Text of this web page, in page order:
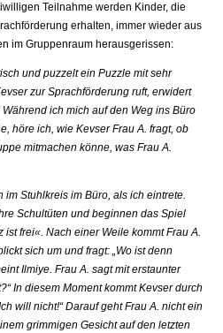
Teilnahme werden Kinder, die
erhalten, immer wieder aus
im Gruppenraum herausgerissen:
und puzzelt ein Puzzle mit sehr
zur Sprachförderung ruft, erwidert
Während ich mich auf den Weg ins Büro
höre ich, wie Kevser Frau A. fragt, ob
mitmachen könne, was Frau A.
im Stuhlkreis im Büro, als ich eintrete.
Schultüten und beginnen das Spiel
ist frei«. Nach einer Weile kommt Frau A.
sich um und fragt: „Wo ist denn
Ilmiye. Frau A. sagt mit erstaunter
In diesem Moment kommt Kevser durch
will nicht!“ Darauf geht Frau A. nicht ein
grimmigen Gesicht auf den letzten